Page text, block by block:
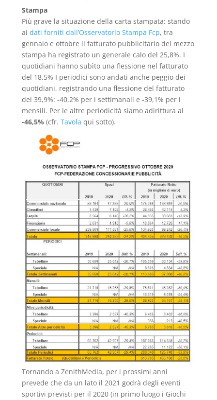
Stampa
Più grave la situazione della carta stampata: stando
ai dati forniti dall’Osservatorio Stampa Fcp, tra
gennaio e ottobre il fatturato pubblicitario del mezzo
stampa ha registrato un generale calo del 25,8%. I
quotidiani hanno subìto una flessione nel fatturato
del 18,5% I periodici sono andati anche peggio dei
quotidiani, registrando una flessione del fatturato
del 39,9%: -40,2% per i settimanali e -39,1% per i
mensili. Per le altre periodicità siamo adirittura al
-46,5% (cfr. Tavola qui sotto).
Tornando a ZenithMedia, per i prossimi anni
prevede che da un lato il 2021 godrà degli eventi
sportivi previsti per il 2020 (in primo luogo i Giochi